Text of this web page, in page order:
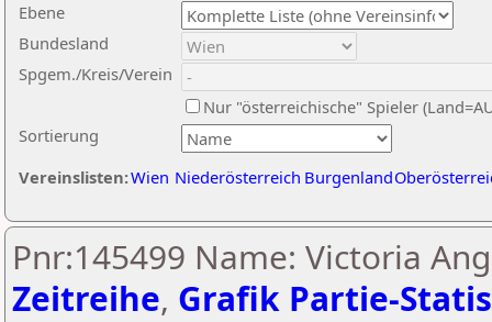
Ebene
Sortierung
Bundesland
Spgem./Kreis/Verein
Nur "österreichische" Spieler
Vereinslisten:Wien Niederösterreich Burgenland
Pnr:145499 Name: Victoria
Zeitreihe, Grafik Partie-